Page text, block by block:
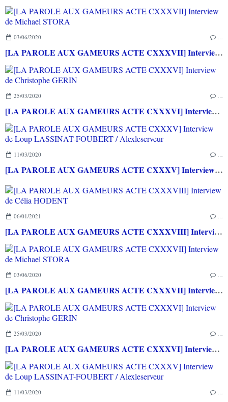
03/06/2020
[LA PAROLE AUX GAMEURS ACTE CXXXVII] Interview de Michael STORA
25/03/2020
[LA PAROLE AUX GAMEURS ACTE CXXXVI] Interview de Christophe GERIN
11/03/2020
[LA PAROLE AUX GAMEURS ACTE CXXXV] Interview de Loup LASSINAT-FOUBERT / Alexleserveur
06/01/2021
[LA PAROLE AUX GAMEURS ACTE CXXXVIII] Interview de Célia HODENT
03/06/2020
[LA PAROLE AUX GAMEURS ACTE CXXXVII] Interview de Michael STORA
25/03/2020
[LA PAROLE AUX GAMEURS ACTE CXXXVI] Interview de Christophe GERIN
11/03/2020